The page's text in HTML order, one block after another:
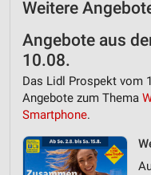
Weitere
Angebote aus
10.08.
Das Lidl Prospekt vom
Angebote zum Thema
Smartphone.
Werbung